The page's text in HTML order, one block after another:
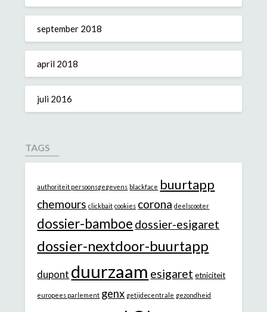
september 2018
april 2018
juli 2016
TAGS
authoriteit persoonsgegevens blackface buurtapp
chemours clickbait cookies corona deelscooter
dossier-bamboe dossier-esigaret
dossier-nextdoor-buurtapp
dupont duurzaam esigaret etniciteit
europees parlement genx getijdecentrale gezondheid